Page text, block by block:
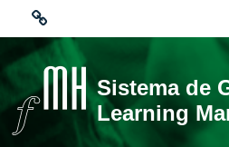
Ligações
Moodle
Sistema de
Learning